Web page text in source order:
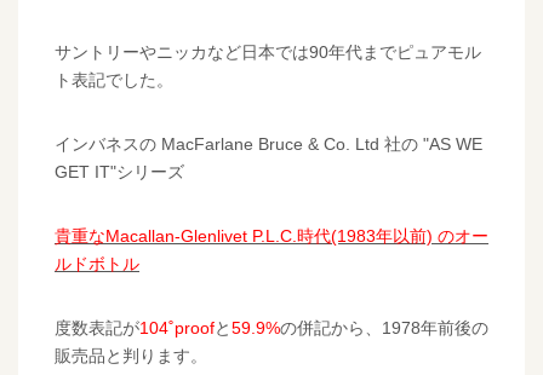
サントリーやニッカなど日本では90年代までピュアモル
ト表記でした。
インバネスの MacFarlane Bruce & Co. Ltd 社の "AS WE
GET IT"シリーズ
貴重なMacallan-Glenlivet P.L.C.時代(1983年以前) のオー
ルドボトル
度数表記が104˚proofと59.9%の併記から、1978年前後の
販売品と判ります。